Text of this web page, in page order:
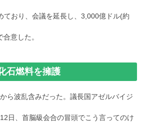
ており、会議を延長し、3,000億ドル(約
意した。
石燃料を擁護
ら波乱含みだった。議長国アゼルバイジ
日、首脳級会合の冒頭でこう言ってのけ